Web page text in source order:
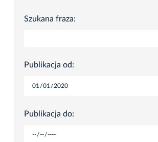
Szukana fraza:
Publikacja od:
Publikacja do: